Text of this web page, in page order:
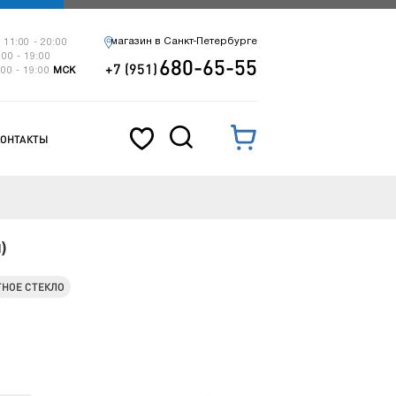
11:00 - 20:00
- 19:00
- 19:00
МСК
магазин в Санкт-Петербурге
+7 (951)680-65-55
СТЕКЛО